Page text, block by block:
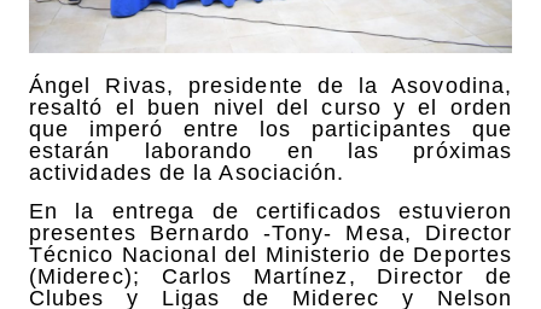
Ángel Rivas, presidente de la Asovodina,
resaltó el buen nivel del curso y el orden
que imperó entre los participantes que
estarán laborando en las próximas
actividades de la Asociación.
En la entrega de certificados estuvieron
presentes Bernardo -Tony- Mesa, Director
Técnico Nacional del Ministerio de Deportes
(Miderec); Carlos Martínez, Director de
Clubes y Ligas de Miderec y Nelson